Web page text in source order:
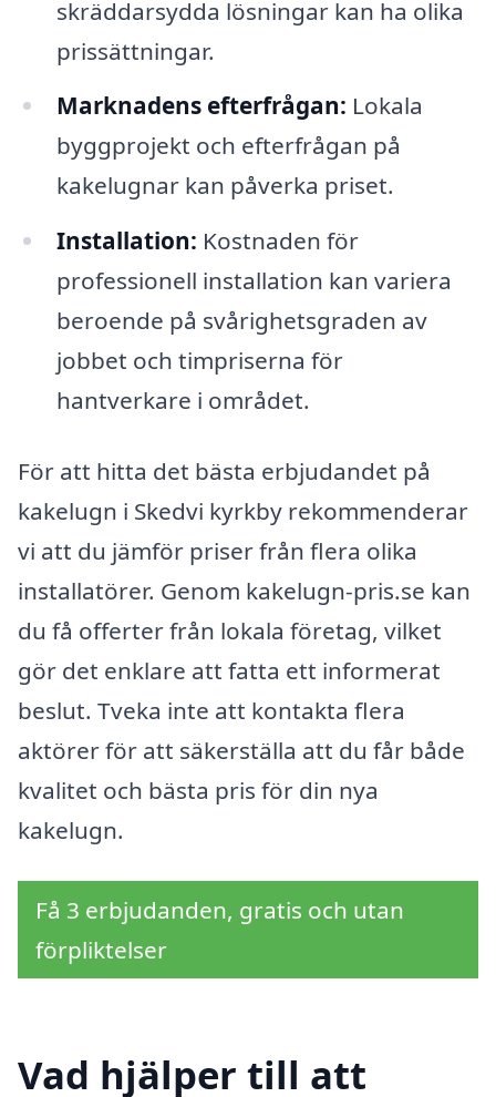
skräddarsydda lösningar kan ha olika
prissättningar.
Marknadens efterfrågan: Lokala
byggprojekt och efterfrågan på
kakelugnar kan påverka priset.
Installation: Kostnaden för
professionell installation kan variera
beroende på svårighetsgraden av
jobbet och timpriserna för
hantverkare i området.
För att hitta det bästa erbjudandet på
kakelugn i Skedvi kyrkby rekommenderar
vi att du jämför priser från flera olika
installatörer. Genom kakelugn-pris.se kan
du få offerter från lokala företag, vilket
gör det enklare att fatta ett informerat
beslut. Tveka inte att kontakta flera
aktörer för att säkerställa att du får både
kvalitet och bästa pris för din nya
kakelugn.
Få 3 erbjudanden, gratis och utan
förpliktelser
Vad hjälper till att